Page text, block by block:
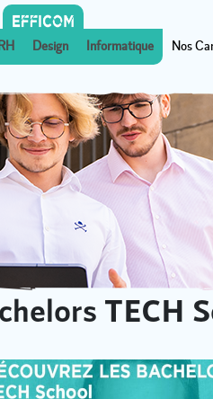
Design Informatique Nos
TECH